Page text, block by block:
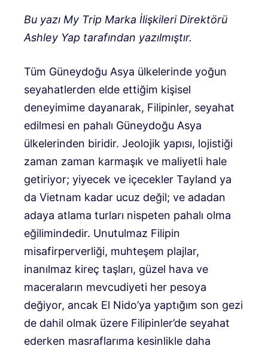
Bu yazı My Trip Marka İlişkileri Direktörü
Ashley Yap tarafından yazılmıştır.
Tüm Güneydoğu Asya ülkelerinde yoğun
seyahatlerden elde ettiğim kişisel
deneyimime dayanarak, Filipinler, seyahat
edilmesi en pahalı Güneydoğu Asya
ülkelerinden biridir. Jeolojik yapısı, lojistiği
zaman zaman karmaşık ve maliyetli hale
getiriyor; yiyecek ve içecekler Tayland ya
da Vietnam kadar ucuz değil; ve adadan
adaya atlama turları nispeten pahalı olma
eğilimindedir. Unutulmaz Filipin
misafirperverliği, muhteşem plajlar,
inanılmaz kireç taşları, güzel hava ve
maceraların mevcudiyeti her pesoya
değiyor, ancak El Nido’ya yaptığım son gezi
de dahil olmak üzere Filipinler’de seyahat
ederken masraflarıma kesinlikle daha